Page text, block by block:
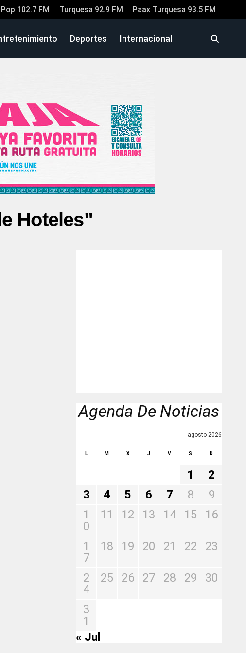
102.7 FM Turquesa 92.9 FM Paax Turquesa 93.5 FM
Deportes Internacional
Hoteles"
Agenda De Noticias
agosto 2026
L M X J V S D
1
2
3
4 5 6 7 8
9
1
0
11 12 13 14 15 16
1
7
18 19 20 21 22 23
2
4
25 26 27 28 29 30
3
1
« Jul